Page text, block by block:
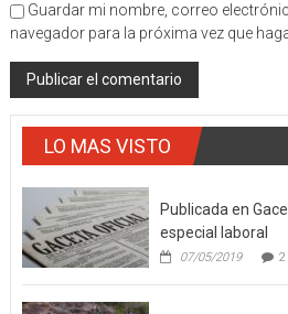
Guardar mi nombre, correo
navegador para la próxima vez que
LO MAS VISTO
Publicada en
especial laboral
07/05/2019 2